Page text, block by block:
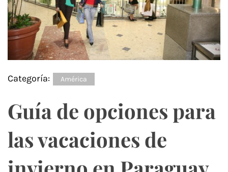
Categoría: América
Guía de opciones para
las vacaciones de